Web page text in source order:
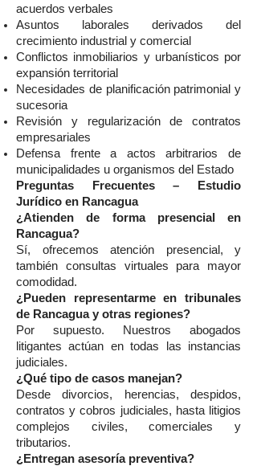
acuerdos verbales
Asuntos laborales derivados del
crecimiento industrial y comercial
Conflictos inmobiliarios y urbanísticos por
expansión territorial
Necesidades de planificación patrimonial y
sucesoria
Revisión y regularización de contratos
empresariales
Defensa frente a actos arbitrarios de
municipalidades u organismos del Estado
Preguntas Frecuentes – Estudio
Jurídico en Rancagua
¿Atienden de forma presencial en
Rancagua?
Sí, ofrecemos atención presencial, y
también consultas virtuales para mayor
comodidad.
¿Pueden representarme en tribunales
de Rancagua y otras regiones?
Por supuesto. Nuestros abogados
litigantes actúan en todas las instancias
judiciales.
¿Qué tipo de casos manejan?
Desde divorcios, herencias, despidos,
contratos y cobros judiciales, hasta litigios
complejos civiles, comerciales y
tributarios.
¿Entregan asesoría preventiva?